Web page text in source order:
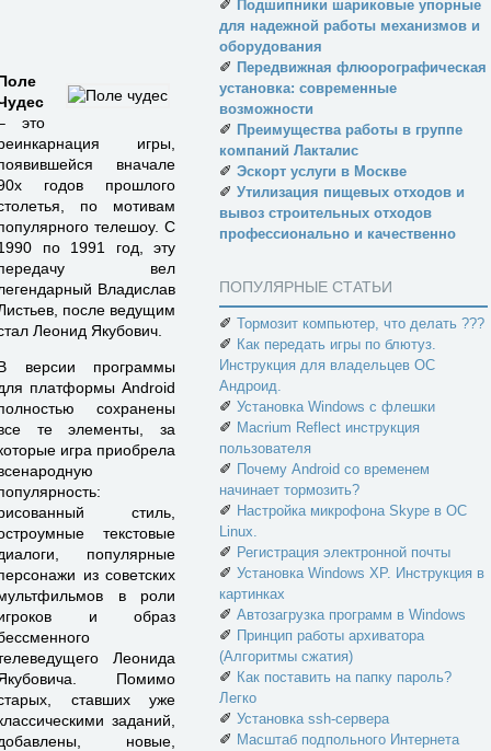
это
игры,
вначале
годов прошлого
по мотивам
телешоу. C
по 1991 год, эту
вел
Владислав
после ведущим
Леонид Якубович.
версии программы
платформы Android
сохранены
те элементы, за
игра приобрела
стиль,
текстовые
популярные
из советских
в роли
и образ
Леонида
Помимо
ставших уже
заданий,
новые,
✐ Подшипники шариковые упорные
для надежной работы механизмов и
оборудования
✐ Передвижная флюорографическая
установка: современные
возможности
✐ Преимущества работы в группе
компаний Лакталис
✐ Эскорт услуги в Москве
✐ Утилизация пищевых отходов и
вывоз строительных отходов
профессионально и качественно
ПОПУЛЯРНЫЕ СТАТЬИ
✐ Тормозит компьютер, что делать ???
✐ Как передать игры по блютуз.
Инструкция для владельцев ОС
Андроид.
✐ Установка Windows с флешки
✐ Macrium Reflect инструкция
пользователя
✐ Почему Android со временем
начинает тормозить?
✐ Настройка микрофона Skype в ОС
Linux.
✐ Регистрация электронной почты
✐ Установка Windows XP. Инструкция в
картинках
✐ Автозагрузка программ в Windows
✐ Принцип работы архиватора
(Алгоритмы сжатия)
✐ Как поставить на папку пароль?
Легко
✐ Установка ssh-сервера
✐ Масштаб подпольного Интернета